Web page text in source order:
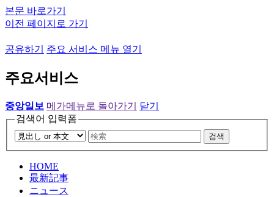
본문 바로가기
이전 페이지로 가기
공유하기 주요 서비스 메뉴 열기
주요서비스
중앙일보 메가메뉴로 돌아가기
닫기
검색어 입력폼
검색
HOME
最新記事
ニュース